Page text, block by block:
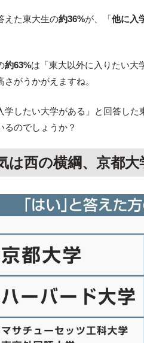
えた東大生の約36%が、「他に入
約63%は「東大以外に入りたい大
がうかがえますね。
学したい大学がある」と回答し
るのでしょうか？
は西の横綱、京都大